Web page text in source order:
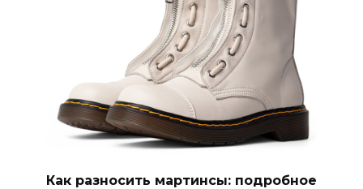
Как разносить мартинсы: подробное